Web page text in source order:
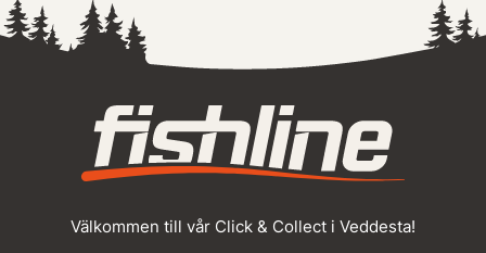
Välkommen till vår Click & Collect i Veddesta!